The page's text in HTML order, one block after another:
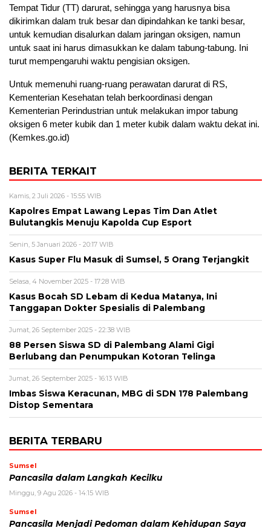
Tempat Tidur (TT) darurat, sehingga yang harusnya bisa
dikirimkan dalam truk besar dan dipindahkan ke tanki besar,
untuk kemudian disalurkan dalam jaringan oksigen, namun
untuk saat ini harus dimasukkan ke dalam tabung-tabung. Ini
turut mempengaruhi waktu pengisian oksigen.
Untuk memenuhi ruang-ruang perawatan darurat di RS,
Kementerian Kesehatan telah berkoordinasi dengan
Kementerian Perindustrian untuk melakukan impor tabung
oksigen 6 meter kubik dan 1 meter kubik dalam waktu dekat ini.
(Kemkes.go.id)
BERITA TERKAIT
Kamis, 2 Juli 2026 - 15:55 WIB
Kapolres Empat Lawang Lepas Tim Dan Atlet
Bulutangkis Menuju Kapolda Cup Esport
Senin, 5 Januari 2026 - 20:17 WIB
Kasus Super Flu Masuk di Sumsel, 5 Orang Terjangkit
Selasa, 4 November 2025 - 17:28 WIB
Kasus Bocah SD Lebam di Kedua Matanya, Ini
Tanggapan Dokter Spesialis di Palembang
Jumat, 26 September 2025 - 22:38 WIB
88 Persen Siswa SD di Palembang Alami Gigi
Berlubang dan Penumpukan Kotoran Telinga
Jumat, 26 September 2025 - 16:13 WIB
Imbas Siswa Keracunan, MBG di SDN 178 Palembang
Distop Sementara
BERITA TERBARU
Sumsel
Pancasila dalam Langkah Kecilku
Minggu, 9 Agu 2026 - 14:15 WIB
Sumsel
Pancasila Menjadi Pedoman dalam Kehidupan Saya